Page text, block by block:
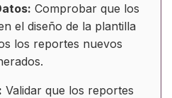
Comprobar que los
el diseño de la plantilla
los reportes nuevos
Validar que los reportes